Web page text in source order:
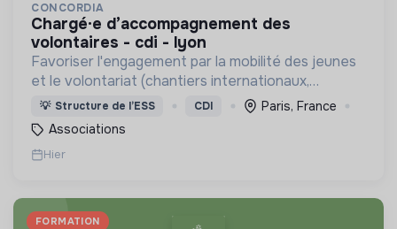
CONCORDIA
chargé·e d’accompagnement des
volontaires - cdi - lyon
Favoriser l'engagement par la mobilité des jeunes
et le volontariat (chantiers internationaux,
volontariats européens, Service Civique).
💡 Structure de l’ESS CDI
Paris, France
Associations
Hier
FORMATION